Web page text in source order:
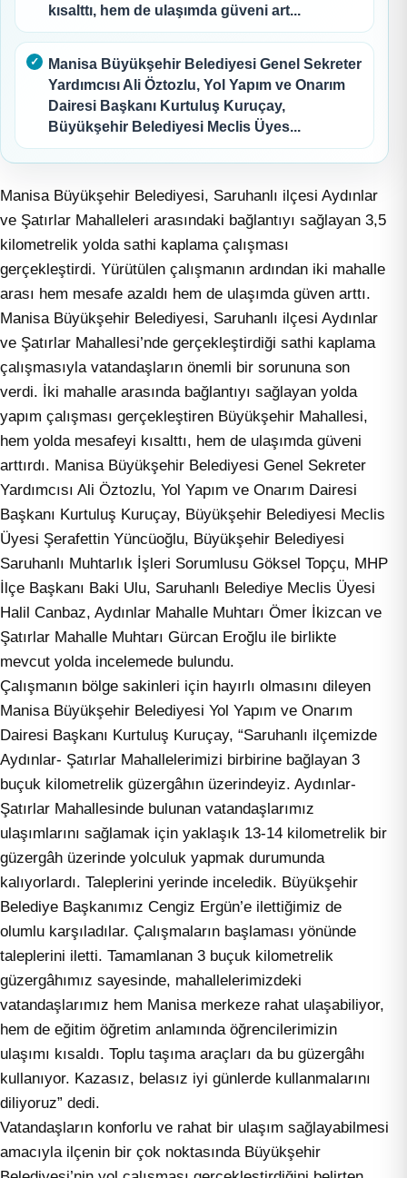
kısalttı, hem de ulaşımda güveni art...
Manisa Büyükşehir Belediyesi Genel Sekreter
Yardımcısı Ali Öztozlu, Yol Yapım ve Onarım
Dairesi Başkanı Kurtuluş Kuruçay,
Büyükşehir Belediyesi Meclis Üyes...
Manisa Büyükşehir Belediyesi, Saruhanlı ilçesi Aydınlar
ve Şatırlar Mahalleleri arasındaki bağlantıyı sağlayan 3,5
kilometrelik yolda sathi kaplama çalışması
gerçekleştirdi. Yürütülen çalışmanın ardından iki mahalle
arası hem mesafe azaldı hem de ulaşımda güven arttı.
Manisa Büyükşehir Belediyesi, Saruhanlı ilçesi Aydınlar
ve Şatırlar Mahallesi’nde gerçekleştirdiği sathi kaplama
çalışmasıyla vatandaşların önemli bir sorununa son
verdi. İki mahalle arasında bağlantıyı sağlayan yolda
yapım çalışması gerçekleştiren Büyükşehir Mahallesi,
hem yolda mesafeyi kısalttı, hem de ulaşımda güveni
arttırdı. Manisa Büyükşehir Belediyesi Genel Sekreter
Yardımcısı Ali Öztozlu, Yol Yapım ve Onarım Dairesi
Başkanı Kurtuluş Kuruçay, Büyükşehir Belediyesi Meclis
Üyesi Şerafettin Yüncüoğlu, Büyükşehir Belediyesi
Saruhanlı Muhtarlık İşleri Sorumlusu Göksel Topçu, MHP
İlçe Başkanı Baki Ulu, Saruhanlı Belediye Meclis Üyesi
Halil Canbaz, Aydınlar Mahalle Muhtarı Ömer İkizcan ve
Şatırlar Mahalle Muhtarı Gürcan Eroğlu ile birlikte
mevcut yolda incelemede bulundu.
Çalışmanın bölge sakinleri için hayırlı olmasını dileyen
Manisa Büyükşehir Belediyesi Yol Yapım ve Onarım
Dairesi Başkanı Kurtuluş Kuruçay, “Saruhanlı ilçemizde
Aydınlar- Şatırlar Mahallelerimizi birbirine bağlayan 3
buçuk kilometrelik güzergâhın üzerindeyiz. Aydınlar-
Şatırlar Mahallesinde bulunan vatandaşlarımız
ulaşımlarını sağlamak için yaklaşık 13-14 kilometrelik bir
güzergâh üzerinde yolculuk yapmak durumunda
kalıyorlardı. Taleplerini yerinde inceledik. Büyükşehir
Belediye Başkanımız Cengiz Ergün’e ilettiğimiz de
olumlu karşıladılar. Çalışmaların başlaması yönünde
taleplerini iletti. Tamamlanan 3 buçuk kilometrelik
güzergâhımız sayesinde, mahallelerimizdeki
vatandaşlarımız hem Manisa merkeze rahat ulaşabiliyor,
hem de eğitim öğretim anlamında öğrencilerimizin
ulaşımı kısaldı. Toplu taşıma araçları da bu güzergâhı
kullanıyor. Kazasız, belasız iyi günlerde kullanmalarını
diliyoruz” dedi.
Vatandaşların konforlu ve rahat bir ulaşım sağlayabilmesi
amacıyla ilçenin bir çok noktasında Büyükşehir